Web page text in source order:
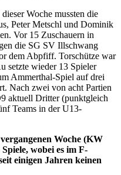
Woche mussten die
Peter Metschl und Dominik
Vor 15 Zuschauern in
die SG SV Illschwang
dem Abpfiff. Torschütze war
setzte wieder 13 Spieler
Ammerthal-Spiel auf drei
Nach zwei von acht Partien
aktuell Dritter (punktgleich
Teams in der U13-
Woche (KW
wobei es im F-
einigen Jahren keinen